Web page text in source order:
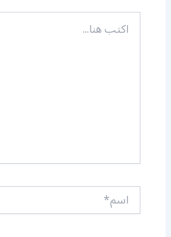
اكتب
هنا...
اسم*